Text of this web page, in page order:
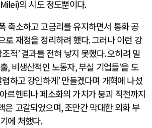
의 시도 정도뿐이다.
축소하고 고금리를 유지하면서 통화 공
로 재정을 정리하려 했다.그러나 이런 강
조적’결과를 전혀 낳지 못했다.오히려 밀
, 비생산적인 노동자,부실 기업들'을 도
하고 강인하게’만들겠다며 개혁에 나섰
르헨티나 페소화의 가치가 붕괴 직전까지
은 고갈되었으며,조만간 막대한 외화 부
에 처했다.